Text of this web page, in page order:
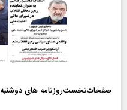
صفحات‌نخست‌روزنامه ها‌ی دوشنبه ۱۹ مردادماه